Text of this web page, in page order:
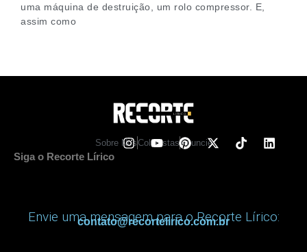
uma máquina de destruição, um rolo compressor. E,
assim como
Sobre NosColunistasAnuncie
Siga o Recorte Lírico
Envie uma mensagem para o Recorte Lírico:
contato@recortelirico.com.br